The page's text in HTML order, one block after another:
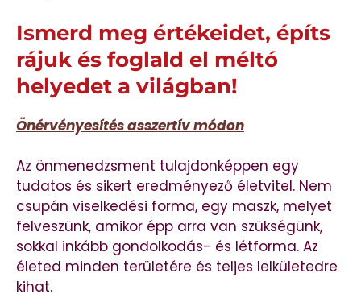
Ismerd meg értékeidet, építs
rájuk és foglald el méltó
helyedet a világban!
Önérvényesítés asszertív módon
Az önmenedzsment tulajdonképpen egy
tudatos és sikert eredményező életvitel. Nem
csupán viselkedési forma, egy maszk, melyet
felveszünk, amikor épp arra van szükségünk,
sokkal inkább gondolkodás- és létforma. Az
életed minden területére és teljes lelkületedre
kihat.